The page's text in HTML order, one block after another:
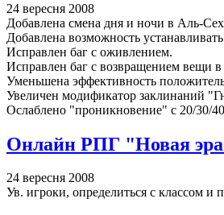
24 вересня 2008
Добавлена смена дня и ночи в Аль-
Добавлена возможность
Исправлен баг с оживлением.
Исправлен баг с возвращением вещи
Уменьшена эффективность
Увеличен модификатор заклинаний
Ослаблено "проникновение" с 20/30/
Онлайн РПГ "Новая
24 вересня 2008
Ув. игроки, определиться с классом